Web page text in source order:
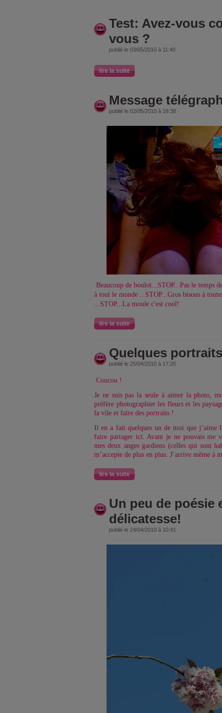
Test: Avez-vous
vous ?
publié le 03/05/2010 à 11:40
lire la suite
Message
publié le 02/05/2010 à 18:38
Beaucoup de boulot...STOP...Pas le temps
à tout le monde
...STOP...Gros bisous à
...STOP...La moule c'est cool!
lire la suite
Quelques portraits
publié le 25/04/2010 à 17:20
Coucou !
Je ne suis pas la seule à aimer la photo,
préfère photographier les fleurs et les
la vile et faire des portraits !
Il en a fait quelques un de moi que j’aime
faire partager ici. Avant je ne pouvais me
mes deux anges gardiens (celles qui sont
m’accepte de plus en plus. J’arrive même à
lire la suite
Un peu de poésie
délicatesse!
publié le 24/04/2010 à 10:41